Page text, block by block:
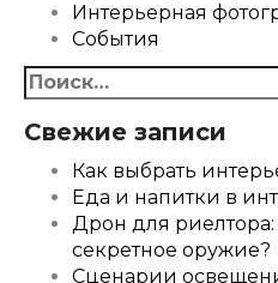
Интерьерная
События
Найти:
Свежие записи
Как выбрать
Еда и напитки в
Дрон для
секретное оружие?
Сценарии